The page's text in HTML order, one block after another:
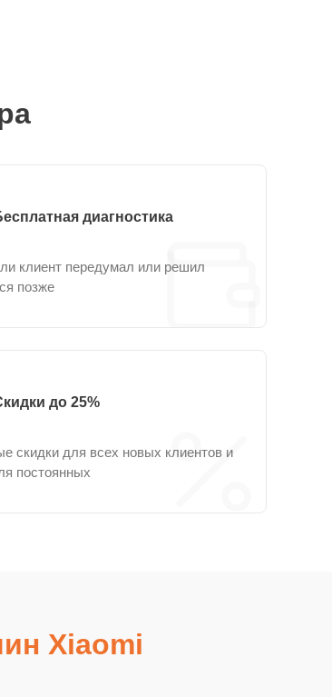
диагностика
клиент передумал или решил
позже
до 25%
скидки для всех новых клиентов и
постоянных
Xiaomi